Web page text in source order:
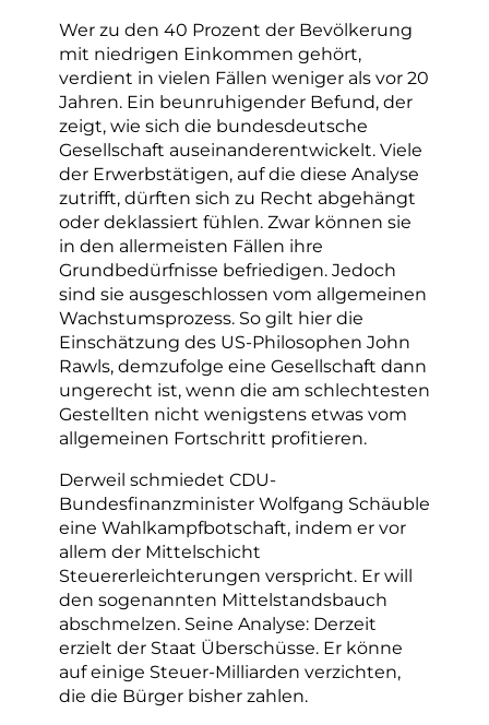
Wer zu den 40 Prozent der Bevölkerung
mit niedrigen Einkommen gehört,
verdient in vielen Fällen weniger als vor 20
Jahren. Ein beunruhigender Befund, der
zeigt, wie sich die bundesdeutsche
Gesellschaft auseinanderentwickelt. Viele
der Erwerbstätigen, auf die diese Analyse
zutrifft, dürften sich zu Recht abgehängt
oder deklassiert fühlen. Zwar können sie
in den allermeisten Fällen ihre
Grundbedürfnisse befriedigen. Jedoch
sind sie ausgeschlossen vom allgemeinen
Wachstumsprozess. So gilt hier die
Einschätzung des US-Philosophen John
Rawls, demzufolge eine Gesellschaft dann
ungerecht ist, wenn die am schlechtesten
Gestellten nicht wenigstens etwas vom
allgemeinen Fortschritt profitieren.
Derweil schmiedet CDU-
Bundesfinanzminister Wolfgang Schäuble
eine Wahlkampfbotschaft, indem er vor
allem der Mittelschicht
Steuererleichterungen verspricht. Er will
den sogenannten Mittelstandsbauch
abschmelzen. Seine Analyse: Derzeit
erzielt der Staat Überschüsse. Er könne
auf einige Steuer-Milliarden verzichten,
die die Bürger bisher zahlen.